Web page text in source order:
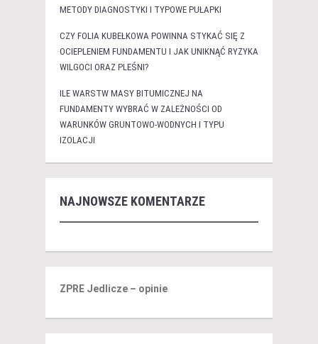
METODY DIAGNOSTYKI I TYPOWE PUŁAPKI
CZY FOLIA KUBEŁKOWA POWINNA STYKAĆ SIĘ Z
OCIEPLENIEM FUNDAMENTU I JAK UNIKNĄĆ RYZYKA
WILGOCI ORAZ PLEŚNI?
ILE WARSTW MASY BITUMICZNEJ NA
FUNDAMENTY WYBRAĆ W ZALEŻNOŚCI OD
WARUNKÓW GRUNTOWO-WODNYCH I TYPU
IZOLACJI
NAJNOWSZE KOMENTARZE
ZPRE Jedlicze – opinie